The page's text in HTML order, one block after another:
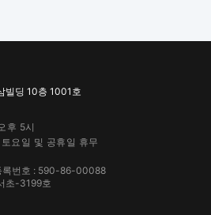
빌딩 10층 1001호
후 5시
요일 및 공휴일 휴무
록번호 : 590-86-00088
초-3199호